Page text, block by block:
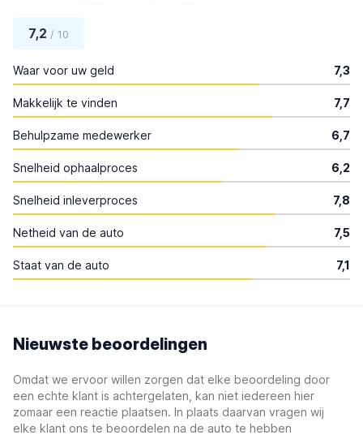
7,2 / 10
Waar voor uw geld 7,3
Makkelijk te vinden 7,7
Behulpzame medewerker 6,7
Snelheid ophaalproces 6,2
Snelheid inleverproces 7,8
Netheid van de auto 7,5
Staat van de auto 7,1
Nieuwste beoordelingen
Omdat we ervoor willen zorgen dat elke beoordeling door
een echte klant is achtergelaten, kan niet iedereen hier
zomaar een reactie plaatsen. In plaats daarvan vragen wij
elke klant ons te beoordelen na de auto te hebben